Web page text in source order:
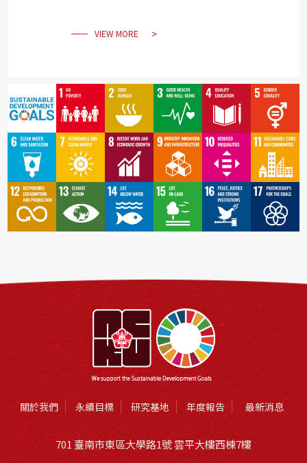
VIEW MORE
關於我們 永續目標 研究基地 年度報告 最新消息
701 臺南市東區大學路1號 雲平大樓西棟7樓